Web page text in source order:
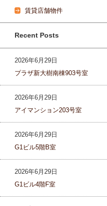
賃貸店舗物件
Recent Posts
2026年6月29日
プラザ新大樹南棟903号室
2026年6月29日
アイマンション203号室
2026年6月29日
G1ビル5階B室
2026年6月29日
G1ビル4階F室